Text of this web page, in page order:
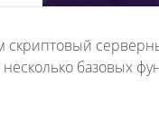
базовых